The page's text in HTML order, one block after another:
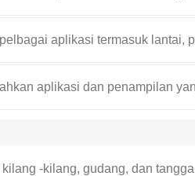
aplikasi termasuk lantai,
aplikasi dan penampilan
-kilang, gudang, dan